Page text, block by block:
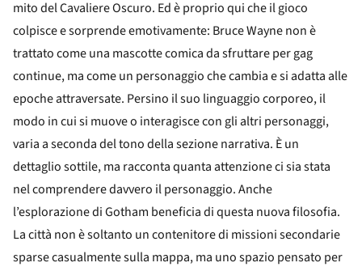
mito del Cavaliere Oscuro. Ed è proprio qui che il gioco
colpisce e sorprende emotivamente: Bruce Wayne non è
trattato come una mascotte comica da sfruttare per gag
continue, ma come un personaggio che cambia e si adatta alle
epoche attraversate. Persino il suo linguaggio corporeo, il
modo in cui si muove o interagisce con gli altri personaggi,
varia a seconda del tono della sezione narrativa. È un
dettaglio sottile, ma racconta quanta attenzione ci sia stata
nel comprendere davvero il personaggio. Anche
l’esplorazione di Gotham beneficia di questa nuova filosofia.
La città non è soltanto un contenitore di missioni secondarie
sparse casualmente sulla mappa, ma uno spazio pensato per